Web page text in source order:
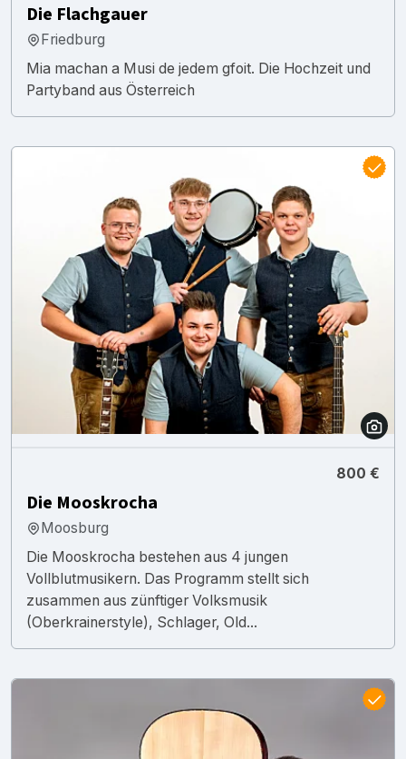
Die Flachgauer
Friedburg
Mia machan a Musi de jedem gfoit. Die Hochzeit und
Partyband aus Österreich
800 €
Die Mooskrocha
Moosburg
Die Mooskrocha bestehen aus 4 jungen
Vollblutmusikern. Das Programm stellt sich
zusammen aus zünftiger Volksmusik
(Oberkrainerstyle), Schlager, Old...